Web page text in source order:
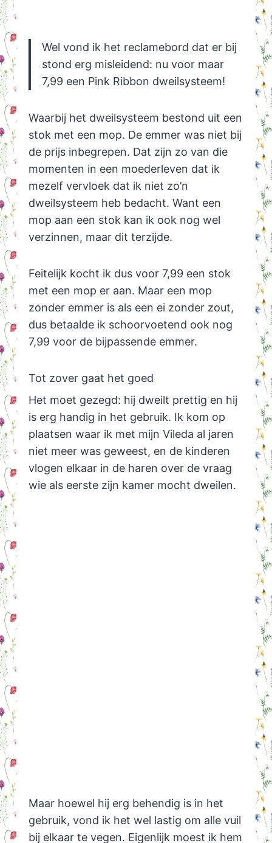
Wel vond ik het reclamebord dat er bij
stond erg misleidend: nu voor maar
7,99 een Pink Ribbon dweilsysteem!
Waarbij het dweilsysteem bestond uit een
stok met een mop. De emmer was niet bij
de prijs inbegrepen. Dat zijn zo van die
momenten in een moederleven dat ik
mezelf vervloek dat ik niet zo’n
dweilsysteem heb bedacht. Want een
mop aan een stok kan ik ook nog wel
verzinnen, maar dit terzijde.
Feitelijk kocht ik dus voor 7,99 een stok
met een mop er aan. Maar een mop
zonder emmer is als een ei zonder zout,
dus betaalde ik schoorvoetend ook nog
7,99 voor de bijpassende emmer.
Tot zover gaat het goed
Het moet gezegd: hij dweilt prettig en hij
is erg handig in het gebruik. Ik kom op
plaatsen waar ik met mijn Vileda al jaren
niet meer was geweest, en de kinderen
vlogen elkaar in de haren over de vraag
wie als eerste zijn kamer mocht dweilen.
Maar hoewel hij erg behendig is in het
gebruik, vond ik het wel lastig om alle vuil
bij elkaar te vegen. Eigenlijk moest ik hem